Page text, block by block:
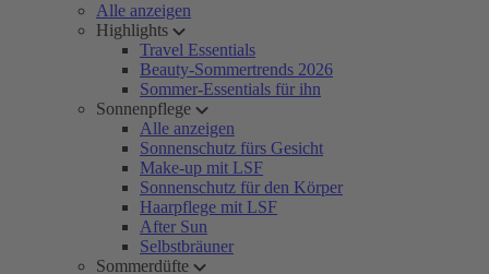
Alle anzeigen
Highlights
Travel Essentials
Beauty-Sommertrends 2026
Sommer-Essentials für ihn
Sonnenpflege
Alle anzeigen
Sonnenschutz fürs Gesicht
Make-up mit LSF
Sonnenschutz für den Körper
Haarpflege mit LSF
After Sun
Selbstbräuner
Sommerdüfte